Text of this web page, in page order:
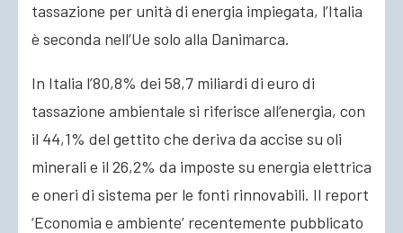
tassazione per unità di energia impiegata, l’Italia
è seconda nell’Ue solo alla Danimarca.
In Italia l’80,8% dei 58,7 miliardi di euro di
tassazione ambientale si riferisce all’energia, con
il 44,1% del gettito che deriva da accise su oli
minerali e il 26,2% da imposte su energia elettrica
e oneri di sistema per le fonti rinnovabili. Il report
‘Economia e ambiente’ recentemente pubblicato